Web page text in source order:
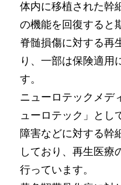
体内に移植された幹
の機能を回復すると
脊髄損傷に対する再
り、一部は保険適用
す。
ニューロテックメデ
ューロテック」とし
障害などに対する幹
しており、再生医療
行っています。